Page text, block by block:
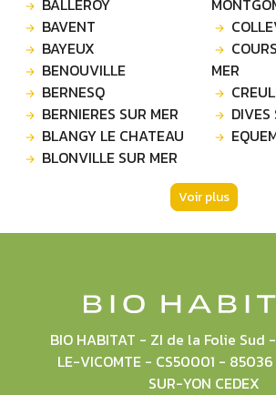
BALLEROY
BAVENT
BAYEUX
BENOUVILLE
BERNESQ
BERNIERES SUR MER
BLANGY LE CHATEAU
BLONVILLE SUR MER
MER
DIVES
Voir plus
BIO HABITAT - ZI de la Folie Sud
LE-VICOMTE - CS50001 - 85036
SUR-YON CEDEX